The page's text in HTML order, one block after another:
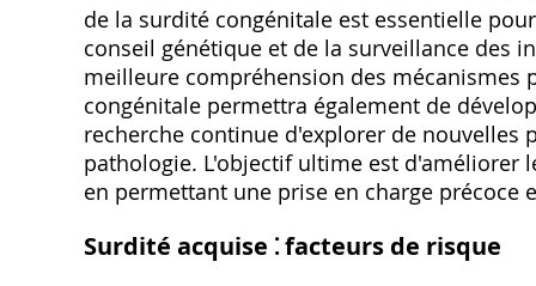
de la surdité congénitale est essentielle
conseil génétique et de la surveillance des
meilleure compréhension des mécanismes
congénitale permettra également de
recherche continue d'explorer de
pathologie. L'objectif ultime est d'améliorer
en permettant une prise en charge précoce
Surdité acquise ⁚ facteurs de risque